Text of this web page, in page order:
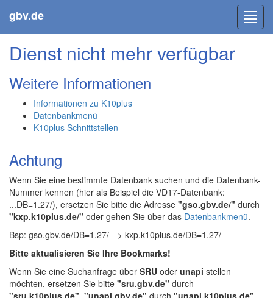
gbv.de
Dienst nicht mehr verfügbar
Weitere Informationen
Informationen zu K10plus
Datenbankmenü
K10plus Schnittstellen
Achtung
Wenn Sie eine bestimmte Datenbank suchen und die Datenbank-
Nummer kennen (hier als Beispiel die VD17-Datenbank:
...DB=1.27/), ersetzen Sie bitte die Adresse "gso.gbv.de/" durch
"kxp.k10plus.de/" oder gehen Sie über das Datenbankmenü.
Bsp: gso.gbv.de/DB=1.27/ --> kxp.k10plus.de/DB=1.27/
Bitte aktualisieren Sie Ihre Bookmarks!
Wenn Sie eine Suchanfrage über SRU oder unapi stellen
möchten, ersetzen Sie bitte "sru.gbv.de" durch
"sru.k10plus.de", "unapi.gbv.de" durch "unapi.k10plus.de".